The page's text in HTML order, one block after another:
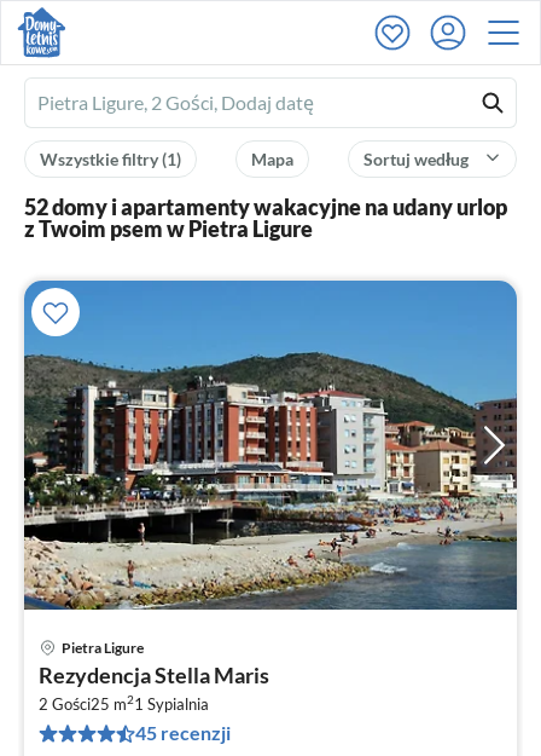
Ferienhausmiete
logo
Sortuj według
Mapa
Wszystkie filtry(1)
52 domy i apartamenty wakacyjne na udany urlop
z Twoim psem w Pietra Ligure
Pietra Ligure
Rezydencja Stella Maris
2 Gości25 m21 Sypialnia
45 recenzji